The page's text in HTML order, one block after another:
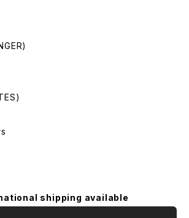
shipping available